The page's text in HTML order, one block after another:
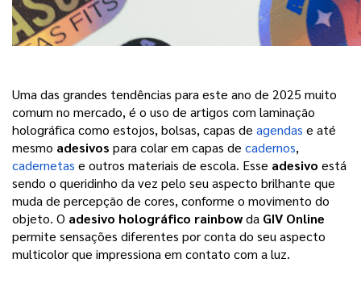
Uma das grandes tendências para este ano de 2025 muito
comum no mercado, é o uso de artigos com laminação
holográfica como estojos, bolsas, capas de agendas e até
mesmo adesivos para colar em capas de cadernos
cadernetas e outros materiais de escola. Esse adesivo está
sendo o queridinho da vez pelo seu aspecto brilhante que
muda de percepção de cores, conforme o movimento do
objeto. O adesivo holográfico rainbowda GIV Online
permite sensações diferentes por conta do seu aspecto
multicolor que impressiona em contato com a luz.